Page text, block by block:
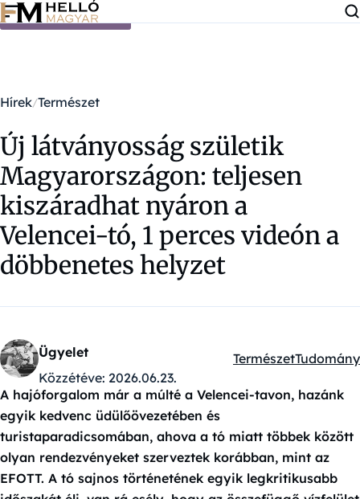
Ugrás a tartalomra
Hírek Természet
Új látványosság születik
Magyarországon: teljesen
kiszáradhat nyáron a
Velencei-tó, 1 perces videón a
döbbenetes helyzet
Ügyelet
Közzétéve: 2026.06.23.
Kategóriák:
TermészetTudomány
A hajóforgalom már a múlté a Velencei-tavon, hazánk
egyik kedvenc üdülőövezetében és
turistaparadicsomában, ahova a tó miatt többek között
olyan rendezvényeket szerveztek korábban, mint az
EFOTT. A tó sajnos történetének egyik legkritikusabb